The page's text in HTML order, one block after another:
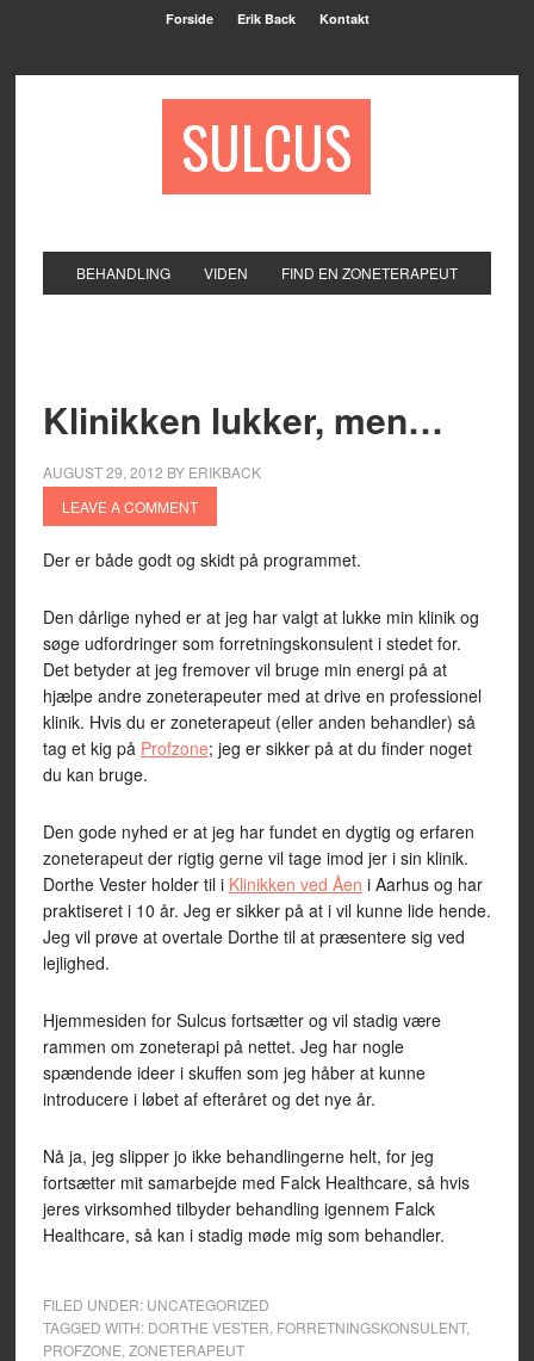
Forside Erik Back Kontakt
SULCUS
BEHANDLING VIDEN FIND EN ZONETERAPEUT
Klinikken lukker, men…
AUGUST 29, 2012 BY ERIKBACK
LEAVE A COMMENT
Der er både godt og skidt på programmet.
Den dårlige nyhed er at jeg har valgt at lukke min klinik og
søge udfordringer som forretningskonsulent i stedet for.
Det betyder at jeg fremover vil bruge min energi på at
hjælpe andre zoneterapeuter med at drive en professionel
klinik. Hvis du er zoneterapeut (eller anden behandler) så
tag et kig på Profzone; jeg er sikker på at du finder noget
du kan bruge.
Den gode nyhed er at jeg har fundet en dygtig og erfaren
zoneterapeut der rigtig gerne vil tage imod jer i sin klinik.
Dorthe Vester holder til i Klinikken ved Åen i Aarhus og har
praktiseret i 10 år. Jeg er sikker på at i vil kunne lide hende.
Jeg vil prøve at overtale Dorthe til at præsentere sig ved
lejlighed.
Hjemmesiden for Sulcus fortsætter og vil stadig være
rammen om zoneterapi på nettet. Jeg har nogle
spændende ideer i skuffen som jeg håber at kunne
introducere i løbet af efteråret og det nye år.
Nå ja, jeg slipper jo ikke behandlingerne helt, for jeg
fortsætter mit samarbejde med Falck Healthcare, så hvis
jeres virksomhed tilbyder behandling igennem Falck
Healthcare, så kan i stadig møde mig som behandler.
FILED UNDER: UNCATEGORIZED
TAGGED WITH: DORTHE VESTER FORRETNINGSKONSULENT,
PROFZONE ZONETERAPEUT